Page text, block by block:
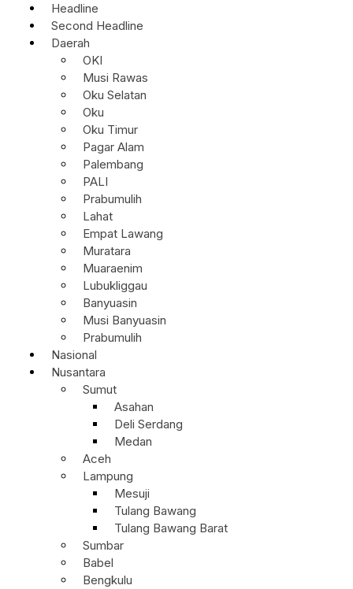
Headline
Second Headline
Daerah
OKI
Musi Rawas
Oku Selatan
Oku
Oku Timur
Pagar Alam
Palembang
PALI
Prabumulih
Lahat
Empat Lawang
Muratara
Muaraenim
Lubukliggau
Banyuasin
Musi Banyuasin
Prabumulih
Nasional
Nusantara
Sumut
Asahan
Deli Serdang
Medan
Aceh
Lampung
Mesuji
Tulang Bawang
Tulang Bawang Barat
Sumbar
Babel
Bengkulu